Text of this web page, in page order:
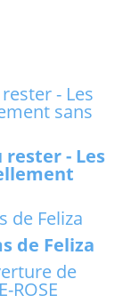
rester - Les
de Feliza